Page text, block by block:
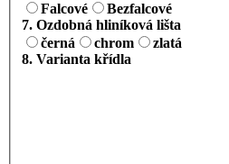
Falcové
Bezfalcové
7. Ozdobná hliníková lišta
černá
chrom
zlatá
8. Varianta křídla